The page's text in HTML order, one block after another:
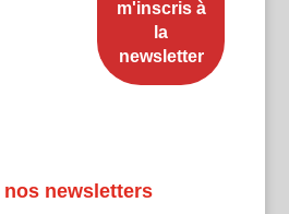
newsletters